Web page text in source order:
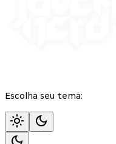
Escolha seu tema: